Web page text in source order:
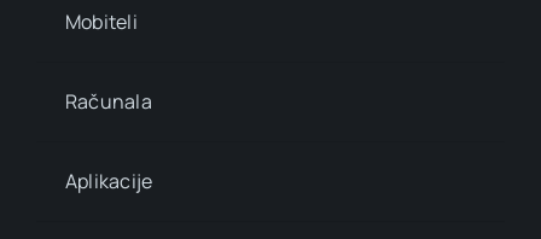
Mobiteli
Računala
Aplikacije